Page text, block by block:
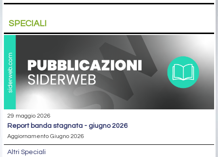
SPECIALI
29 maggio 2026
report banda stagnata - giugno 2026
Aggiornamento Giugno 2026
Altri Speciali